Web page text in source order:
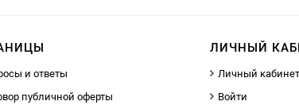
и ответы
публичной оферты
ЛИЧНЫЙ
Личный кабинет
Войти